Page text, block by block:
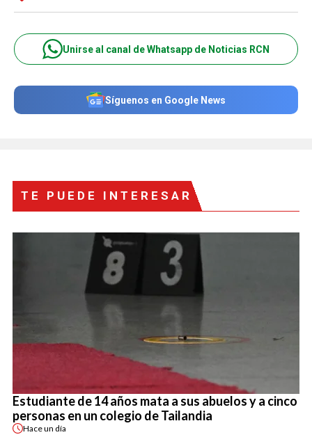
Unirse al canal de Whatsapp de Noticias RCN
Síguenos en Google News
TE PUEDE INTERESAR
Estudiante de 14 años mata a sus abuelos y a cinco
personas en un colegio de Tailandia
Haceun día